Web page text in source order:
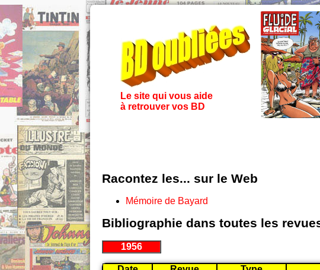
Le site qui vous aide
à retrouver vos BD
Racontez les... sur le Web
Mémoire de Bayard
Bibliographie dans toutes les
1956